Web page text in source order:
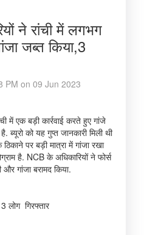
ने रांची में लगभग
जब्त किया,3
PM on 09 Jun 2023
में एक बड़ी कार्रवाई करते हुए गांजे
को यह गुप्त जानकारी मिली थी
पर बड़ी मात्रा में गांजा रखा
है. NCB के अधिकारियों ने फोर्स
गांजा बरामद किया.
लोग गिरफ्तार